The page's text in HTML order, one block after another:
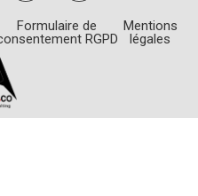
Formulaire de
RGPD
Mentions
légales